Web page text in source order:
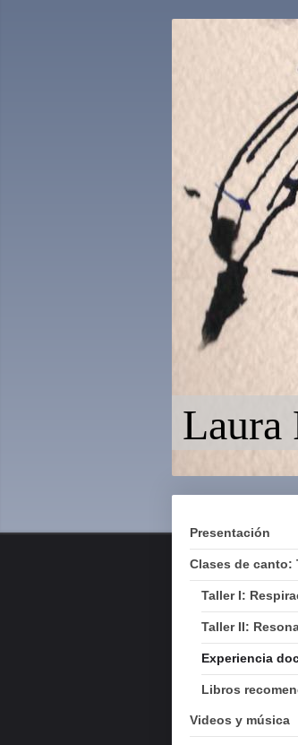
Presentación
Clases de canto:
Taller I:
Taller II:
Experiencia
Libros
Videos y música